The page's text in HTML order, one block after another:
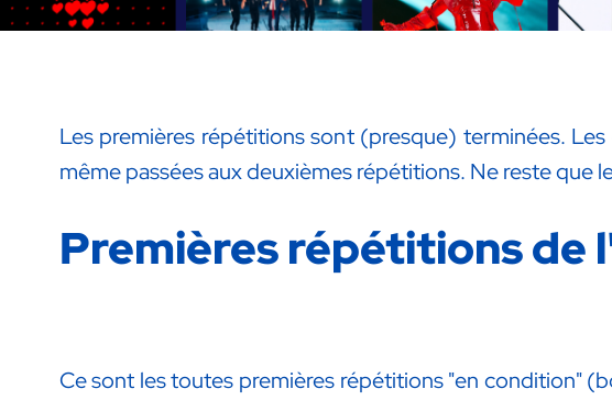
Les premières répétitions sont (presque) terminées.
même passées aux deuxièmes répétitions. Ne reste que
Premières répétitions de
Ce sont les toutes premières répétitions "en condition"